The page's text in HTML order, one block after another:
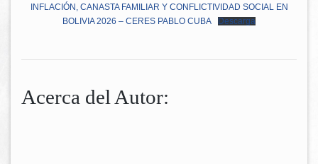
INFLACIÓN, CANASTA FAMILIAR Y CONFLICTIVIDAD SOCIAL EN
BOLIVIA 2026 – CERES PABLO CUBA
Descarga
Acerca del Autor: